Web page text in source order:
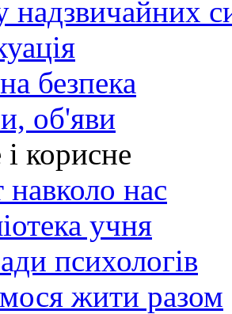
надзвичайних
безпека
об'яви
і корисне
навколо нас
учня
психологів
жити разом